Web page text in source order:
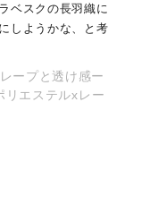
ベスクの長羽織に
しようかな、と考
ープと透け感ー
リエステルxレー